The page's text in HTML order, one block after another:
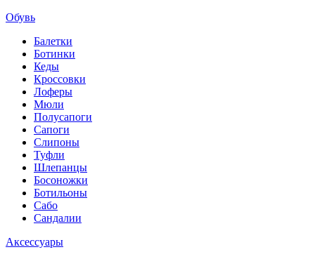
Обувь
Балетки
Ботинки
Кеды
Кроссовки
Лоферы
Мюли
Полусапоги
Сапоги
Слипоны
Туфли
Шлепанцы
Босоножки
Ботильоны
Сабо
Сандалии
Аксессуары